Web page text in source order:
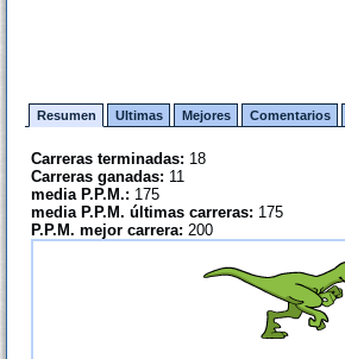
Resumen Ultimas Mejores Comentarios
Carreras terminadas: 18
Carreras ganadas: 11
media P.P.M.: 175
media P.P.M. últimas carreras: 175
P.P.M. mejor carrera: 200